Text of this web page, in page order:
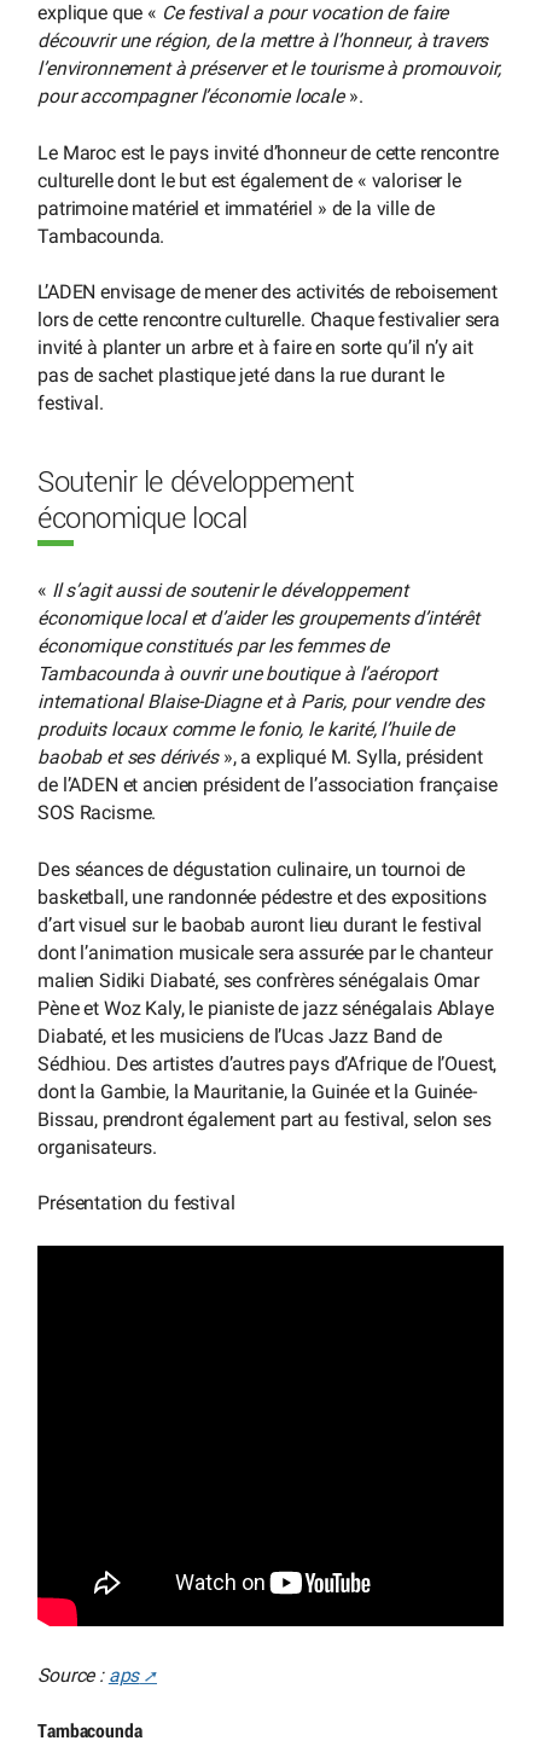
explique que « Ce festival a pour vocation de faire
découvrir une région, de la mettre à l’honneur, à travers
l’environnement à préserver et le tourisme à promouvoir,
pour accompagner l’économie locale».
Le Maroc est le pays invité d’honneur de cette rencontre
culturelle dont le but est également de « valoriser le
patrimoine matériel et immatériel » de la ville de
Tambacounda.
L’ADEN envisage de mener des activités de reboisement
lors de cette rencontre culturelle. Chaque festivalier sera
invité à planter un arbre et à faire en sorte qu’il n’y ait
pas de sachet plastique jeté dans la rue durant le
festival.
Soutenir le développement
économique local
« Il s’agit aussi de soutenir le développement
économique local et d’aider les groupements d’intérêt
économique constitués par les femmes de
Tambacounda à ouvrir une boutique à l’aéroport
international Blaise-Diagne et à Paris, pour vendre des
produits locaux comme le fonio, le karité, l’huile de
baobab et ses dérivés», a expliqué M. Sylla, président
de l’ADEN et ancien président de l’association française
SOS Racisme.
Des séances de dégustation culinaire, un tournoi de
basketball, une randonnée pédestre et des expositions
d’art visuel sur le baobab auront lieu durant le festival
dont l’animation musicale sera assurée par le chanteur
malien Sidiki Diabaté, ses confrères sénégalais Omar
Pène et Woz Kaly, le pianiste de jazz sénégalais Ablaye
Diabaté, et les musiciens de l’Ucas Jazz Band de
Sédhiou. Des artistes d’autres pays d’Afrique de l’Ouest,
dont la Gambie, la Mauritanie, la Guinée et la Guinée-
Bissau, prendront également part au festival, selon ses
organisateurs.
Présentation du festival
Source : aps
Tambacounda